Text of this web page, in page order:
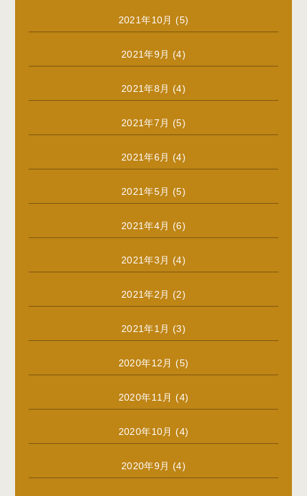
2021年10月 (5)
2021年9月 (4)
2021年8月 (4)
2021年7月 (5)
2021年6月 (4)
2021年5月 (5)
2021年4月 (6)
2021年3月 (4)
2021年2月 (2)
2021年1月 (3)
2020年12月 (5)
2020年11月 (4)
2020年10月 (4)
2020年9月 (4)